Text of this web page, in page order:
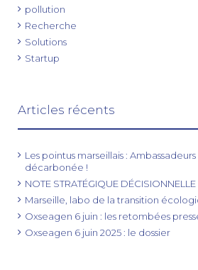
pollution
Recherche
Solutions
Startup
Articles récents
Les pointus marseillais :
décarbonée !
NOTE STRATÉGIQUE DÉCISIONNELLE
Marseille, labo de la transition
Oxseagen 6 juin : les retombées
Oxseagen 6 juin 2025 : le dossier